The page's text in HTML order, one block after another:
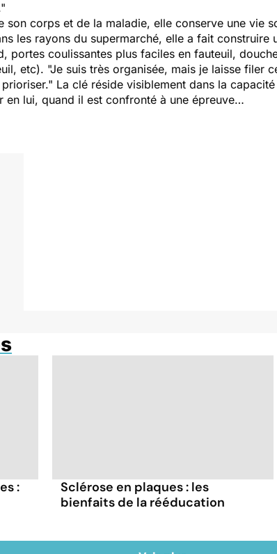
son corps et de la maladie, elle conserve une vie
les rayons du supermarché, elle a fait construire
portes coulissantes plus faciles en fauteuil,
etc). "Je suis très organisée, mais je laisse filer
La clé réside visiblement dans la
en lui, quand il est confronté à une épreuve…
:
Sclérose en plaques : les
bienfaits de la rééducation